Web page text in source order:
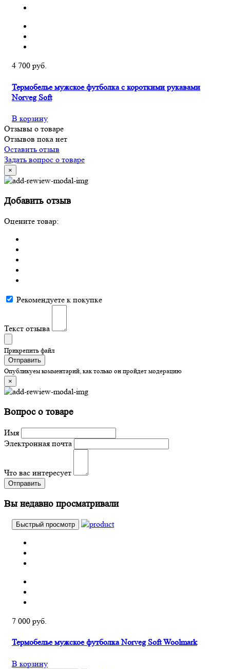
4 700 руб.
Термобелье мужское футболка с короткими рукавами
Norveg Soft
В корзину
Отзывы о товаре
Отзывов пока нет
Оставить отзыв
Задать вопрос о товаре
×
Добавить отзыв
Оцените товар:
Рекомендуете к покупке
Текст отзыва
Прикрепить файл
Отправить
Опубликуем комментарий, как только он пройдет модерацию
×
Вопрос о товаре
Имя
Электронная почта
Что вас интересует
Отправить
Вы недавно просматривали
Быстрый просмотр
7 000 руб.
Термобелье мужское футболка Norveg Soft Woolmark
В корзину